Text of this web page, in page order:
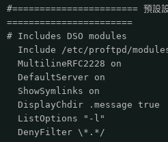
#======================= 預設
=======================
# Includes DSO modules
Include /etc/proftpd/
MultilineRFC2228 on
DefaultServer on
ShowSymlinks on
DisplayChdir .message true
ListOptions "-l"
DenyFilter \*.*/